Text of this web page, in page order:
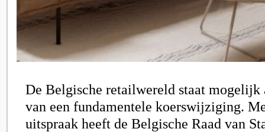
De Belgische retailwereld staat mogelijk
van een fundamentele koerswijziging.
uitspraak heeft de Belgische Raad van